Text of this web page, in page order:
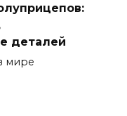
деталей
мире